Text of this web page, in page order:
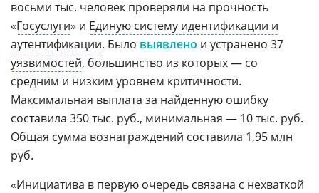
восьми тыс. человек проверяли на прочность
«Госуслуги» и Единую систему идентификации и
аутентификации. Было выявлено и устранено 37
уязвимостей, большинство из которых — со
средним и низким уровнем критичности.
Максимальная выплата за найденную ошибку
составила 350 тыс. руб., минимальная — 10 тыс. руб.
Общая сумма вознаграждений составила 1,95 млн
руб.
«Инициатива в первую очередь связана с нехваткой